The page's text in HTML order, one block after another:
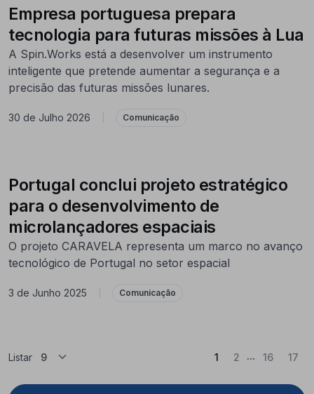
Empresa portuguesa prepara
tecnologia para futuras missões à Lua
A Spin.Works está a desenvolver um instrumento
inteligente que pretende aumentar a segurança e a
precisão das futuras missões lunares.
30 de Julho 2026 Comunicação
Portugal conclui projeto estratégico
para o desenvolvimento de
microlançadores espaciais
O projeto CARAVELA representa um marco no avanço
tecnológico de Portugal no setor espacial
3 de Junho 2025 Comunicação
Listar 1 (Atual)
2 ... 16 17